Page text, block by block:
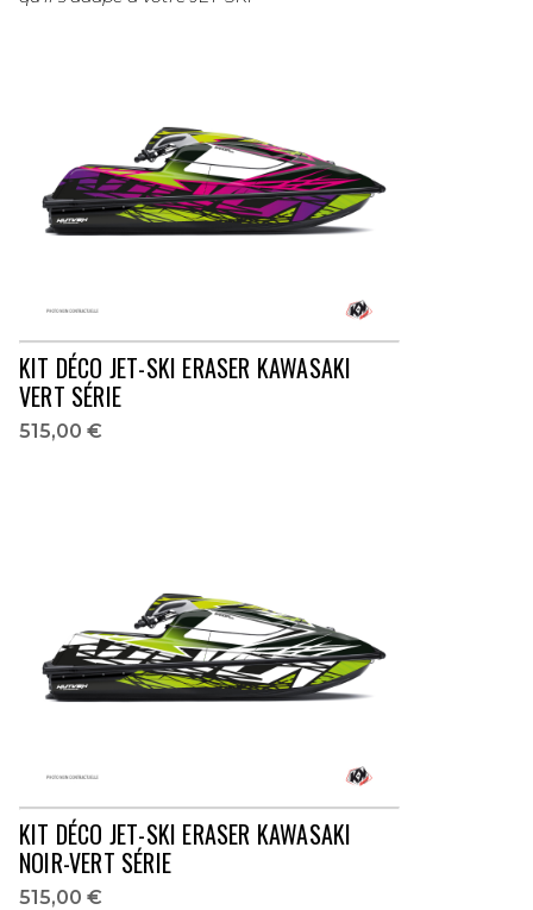
KIT DÉCO JET-SKI ERASER KAWASAKI
VERT SÉRIE
515,00 €
KIT DÉCO JET-SKI ERASER KAWASAKI
NOIR-VERT SÉRIE
515,00 €